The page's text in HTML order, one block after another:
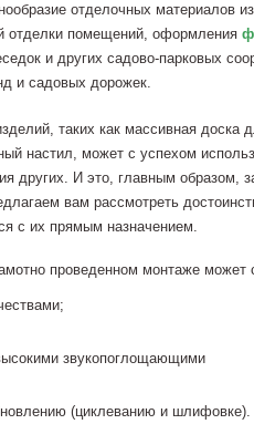
отделочных материалов
отделки помещений, оформления
и других садово-парковых
и садовых дорожек.
таких как массивная доска
настил, может с успехом
других. И это, главным образом,
вам рассмотреть
с их прямым назначением.
проведенном монтаже может
звукопоглощающими
(циклеванию и шлифовке).